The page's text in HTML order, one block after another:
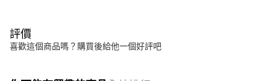
評價
喜歡這個商品嗎？購買後給他一個好評吧